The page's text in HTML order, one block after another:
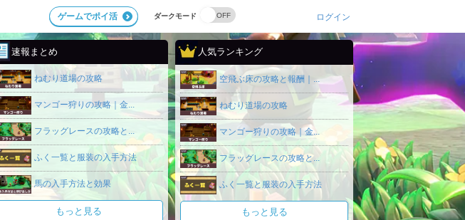
ダークモード
ゲームでポイ活 ログイン
速報まとめ
ねむり道場の攻略
マンゴー狩りの攻略｜金...
フラッグレースの攻略と...
ふく一覧と服装の入手方法
馬の入手方法と効果
もっと見る
人気ランキング
空飛ぶ床の攻略と報酬｜...
ねむり道場の攻略
マンゴー狩りの攻略｜金...
フラッグレースの攻略と...
ふく一覧と服装の入手方法
もっと見る